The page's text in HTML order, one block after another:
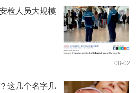
检人员大规模
08-02
这几个名字几